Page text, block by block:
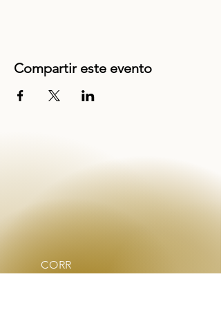
Compartir este evento
CORR
EO